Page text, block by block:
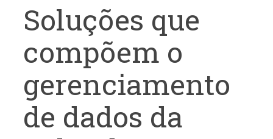
Soluções que
compõem o
gerenciamento
de dados da